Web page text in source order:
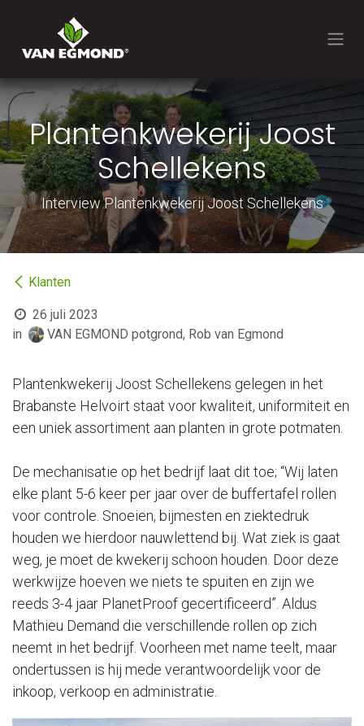
Plantenkwekerij Joost
Schellekens
Interview Plantenkwekerij Joost Schellekens
Klanten
26 juli 2023
in
VAN EGMOND potgrond, Rob van Egmond
Plantenkwekerij Joost Schellekens gelegen in het
Brabanste Helvoirt staat voor kwaliteit, uniformiteit en
een uniek assortiment aan planten in grote potmaten.
De mechanisatie op het bedrijf laat dit toe; “Wij laten
elke plant 5-6 keer per jaar over de buffertafel rollen
voor controle. Snoeien, bijmesten en ziektedruk
houden we hierdoor nauwlettend bij. Wat ziek is gaat
weg, je moet de kwekerij schoon houden. Door deze
werkwijze hoeven we niets te spuiten en zijn we
reeds 3-4 jaar PlanetProof gecertificeerd”. Aldus
Mathieu Demand die verschillende rollen op zich
neemt in het bedrijf. Voorheen met name teelt, maar
ondertussen is hij mede verantwoordelijk voor de
inkoop, verkoop en administratie.